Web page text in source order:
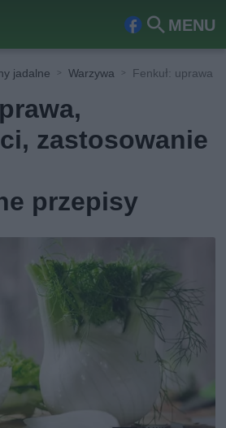
MENU
Fa
ook
Szu
kaj
jadalne Warzywa Fenkuł: uprawa i
zastosowanie
przepisy